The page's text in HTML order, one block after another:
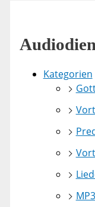
Kategorien